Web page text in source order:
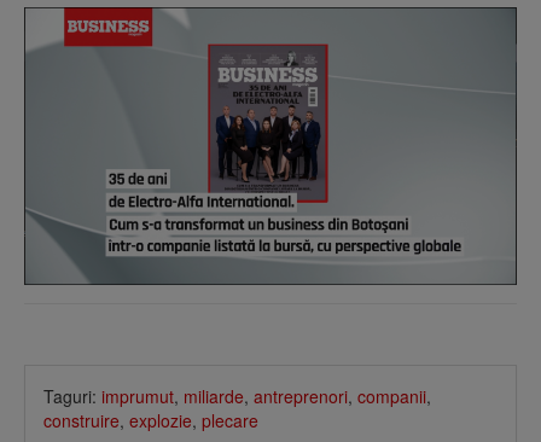
Taguri: imprumut, miliarde, antreprenori, companii,
construire, explozie, plecare